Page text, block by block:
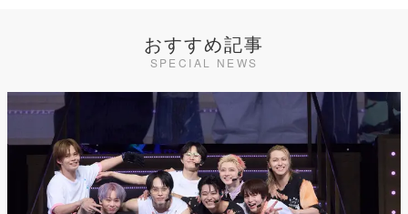
おすすめ記事
SPECIAL NEWS